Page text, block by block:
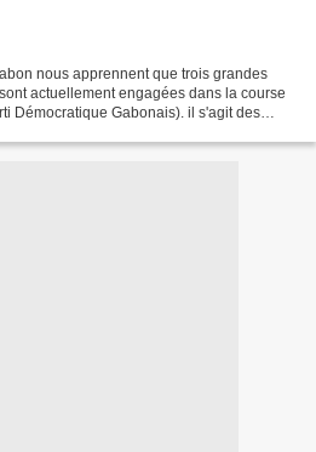
nous apprennent que trois grandes
actuellement engagées dans la course
Démocratique Gabonais). il s'agit des